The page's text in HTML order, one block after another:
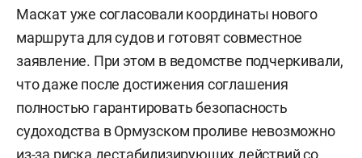
Маскат уже согласовали координаты нового
маршрута для судов и готовят совместное
заявление. При этом в ведомстве подчеркивали,
что даже после достижения соглашения
полностью гарантировать безопасность
судоходства в Ормузском проливе невозможно
из-за риска дестабилизирующих действий со